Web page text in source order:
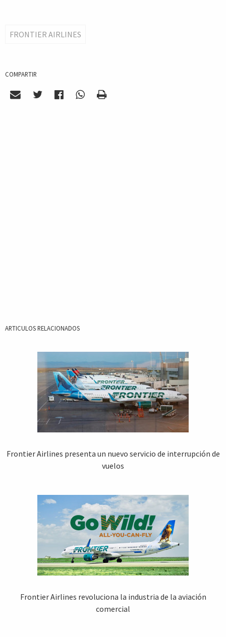
FRONTIER AIRLINES
COMPARTIR
ARTICULOS RELACIONADOS
Frontier Airlines presenta un nuevo servicio de interrupción de
vuelos
Frontier Airlines revoluciona la industria de la aviación
comercial